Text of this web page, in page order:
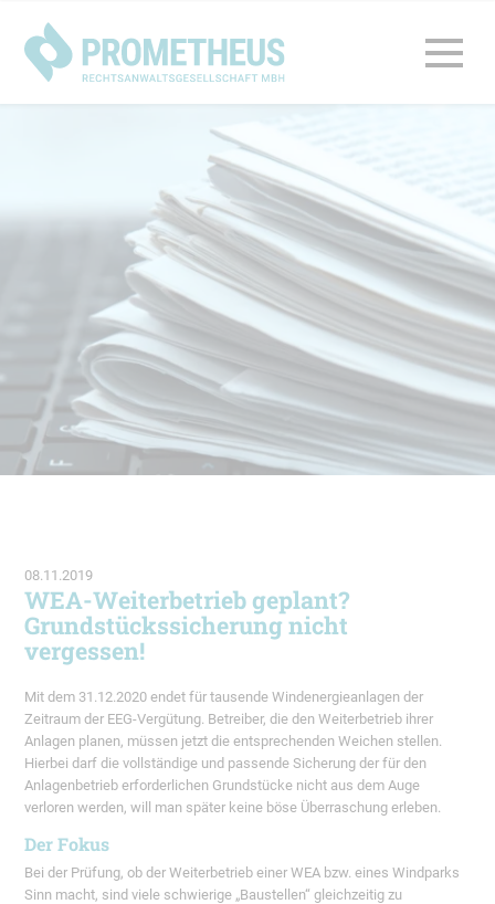
08.11.2019
WEA-Weiterbetrieb geplant?
Grundstückssicherung nicht
vergessen!
Mit dem 31.12.2020 endet für tausende Windenergieanlagen der
Zeitraum der EEG-Vergütung. Betreiber, die den Weiterbetrieb ihrer
Anlagen planen, müssen jetzt die entsprechenden Weichen stellen.
Hierbei darf die vollständige und passende Sicherung der für den
Anlagenbetrieb erforderlichen Grundstücke nicht aus dem Auge
verloren werden, will man später keine böse Überraschung erleben.
Der Fokus
Bei der Prüfung, ob der Weiterbetrieb einer WEA bzw. eines Windparks
Sinn macht, sind viele schwierige „Baustellen“ gleichzeitig zu